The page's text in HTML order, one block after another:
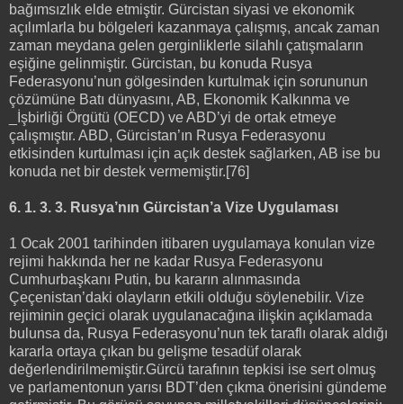
bağımsızlık elde etmiştir. Gürcistan siyasi ve ekonomik
açılımlarla bu bölgeleri kazanmaya çalışmış, ancak zaman
zaman meydana gelen gerginliklerle silahlı çatışmaların
eşiğine gelinmiştir. Gürcistan, bu konuda Rusya
Federasyonu’nun gölgesinden kurtulmak için sorununun
çözümüne Batı dünyasını, AB, Ekonomik Kalkınma ve
_İşbirliği Örgütü (OECD) ve ABD’yi de ortak etmeye
çalışmıştır. ABD, Gürcistan’ın Rusya Federasyonu
etkisinden kurtulması için açık destek sağlarken, AB ise bu
konuda net bir destek vermemiştir.[76]
6. 1. 3. 3. Rusya’nın Gürcistan’a Vize Uygulaması
1 Ocak 2001 tarihinden itibaren uygulamaya konulan vize
rejimi hakkında her ne kadar Rusya Federasyonu
Cumhurbaşkanı Putin, bu kararın alınmasında
Çeçenistan’daki olayların etkili olduğu söylenebilir. Vize
rejiminin geçici olarak uygulanacağına ilişkin açıklamada
bulunsa da, Rusya Federasyonu’nun tek taraflı olarak aldığı
kararla ortaya çıkan bu gelişme tesadüf olarak
değerlendirilmemiştir.Gürcü tarafının tepkisi ise sert olmuş
ve parlamentonun yarısı BDT’den çıkma önerisini gündeme